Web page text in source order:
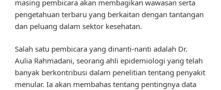
masing pembicara akan membagikan wawasan serta
pengetahuan terbaru yang berkaitan dengan tantangan
dan peluang dalam sektor kesehatan.
Salah satu pembicara yang dinanti-nanti adalah Dr.
Aulia Rahmadani, seorang ahli epidemiologi yang telah
banyak berkontribusi dalam penelitian tentang penyakit
menular. Ia akan membahas tentang pentingnya data